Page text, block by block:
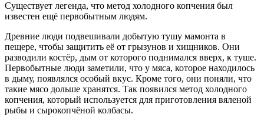
Существует легенда, что метод холодного копчения был
известен ещё первобытным людям.
Древние люди подвешивали добытую тушу мамонта в
пещере, чтобы защитить её от грызунов и хищников. Они
разводили костёр, дым от которого поднимался вверх, к туше.
Первобытные люди заметили, что у мяса, которое находилось
в дыму, появлялся особый вкус. Кроме того, они поняли, что
такие мясо дольше хранятся. Так появился метод холодного
копчения, который используется для приготовления вяленой
рыбы и сырокопчёной колбасы.